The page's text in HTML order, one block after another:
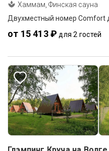
Хаммам, Финская сауна
Двухместный номер Comfort
от 15 413 ₽ для 2 гостей